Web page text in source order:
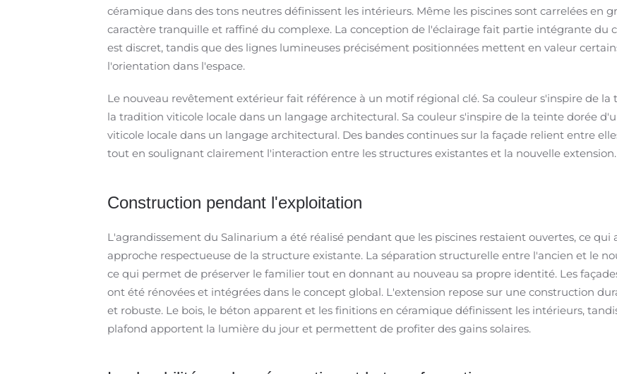
céramique dans des tons neutres définissent les intérieurs. Même les piscines sont carrelées en
caractère tranquille et raffiné du complexe. La conception de l'éclairage fait partie intégrante du
est discret, tandis que des lignes lumineuses précisément positionnées mettent en valeur
l'orientation dans l'espace.
Le nouveau revêtement extérieur fait référence à un motif régional clé. Sa couleur s'inspire de
la tradition viticole locale dans un langage architectural. Sa couleur s'inspire de la teinte dorée
viticole locale dans un langage architectural. Des bandes continues sur la façade relient entre
tout en soulignant clairement l'interaction entre les structures existantes et la nouvelle extension.
Construction pendant l'exploitation
L'agrandissement du Salinarium a été réalisé pendant que les piscines restaient ouvertes, ce
approche respectueuse de la structure existante. La séparation structurelle entre l'ancien et le
ce qui permet de préserver le familier tout en donnant au nouveau sa propre identité. Les
ont été rénovées et intégrées dans le concept global. L'extension repose sur une construction
et robuste. Le bois, le béton apparent et les finitions en céramique définissent les intérieurs,
plafond apportent la lumière du jour et permettent de profiter des gains solaires.